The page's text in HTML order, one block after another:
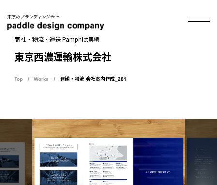
東京のブランディング会社
商社・物流・運送 Pamphlet実績
東京西濃運輸株式会社
Top Works 運輸・物流 会社案内作成_284